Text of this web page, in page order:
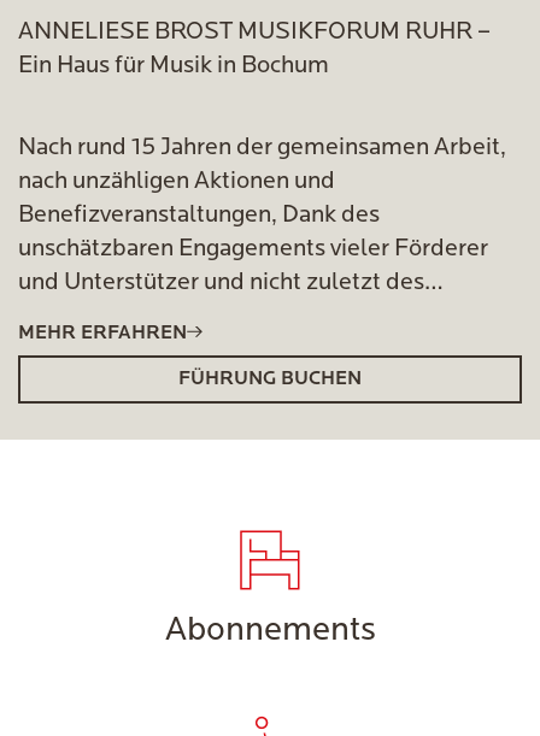
ANNELIESE BROST MUSIKFORUM RUHR –
Ein Haus für Musik in Bochum
Nach rund 15 Jahren der gemeinsamen Arbeit,
nach unzähligen Aktionen und
Benefizveranstaltungen, Dank des
unschätzbaren Engagements vieler Förderer
und Unterstützer und nicht zuletzt des
20.000 Spender war es Ende Oktober 2016
soweit: Das Anneliese Brost Musikforum Ruhr
FÜHRUNG BUCHEN
MEHR ERFAHREN
Abonnements